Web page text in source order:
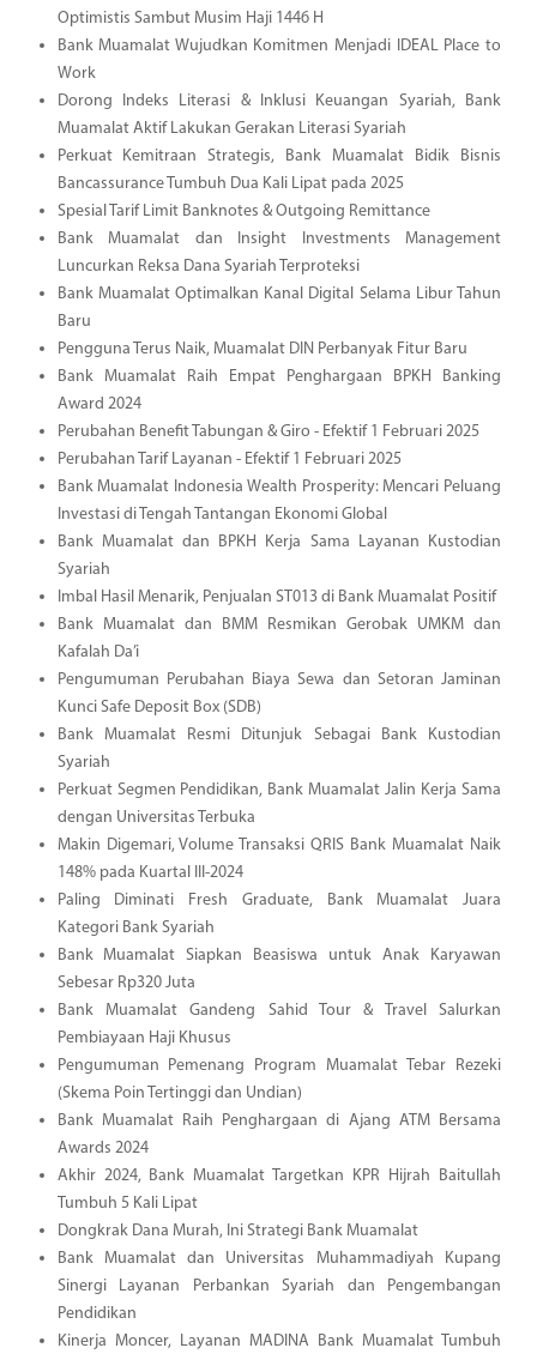
Optimistis Sambut Musim Haji 1446 H
Bank Muamalat Wujudkan Komitmen Menjadi IDEAL Place to
Work
Dorong Indeks Literasi & Inklusi Keuangan Syariah, Bank
Muamalat Aktif Lakukan Gerakan Literasi Syariah
Perkuat Kemitraan Strategis, Bank Muamalat Bidik Bisnis
Bancassurance Tumbuh Dua Kali Lipat pada 2025
Spesial Tarif Limit Banknotes & Outgoing Remittance
Bank Muamalat dan Insight Investments Management
Luncurkan Reksa Dana Syariah Terproteksi
Bank Muamalat Optimalkan Kanal Digital Selama Libur Tahun
Baru
Pengguna Terus Naik, Muamalat DIN Perbanyak Fitur Baru
Bank Muamalat Raih Empat Penghargaan BPKH Banking
Award 2024
Perubahan Benefit Tabungan & Giro - Efektif 1 Februari 2025
Perubahan Tarif Layanan - Efektif 1 Februari 2025
Bank Muamalat Indonesia Wealth Prosperity: Mencari Peluang
Investasi di Tengah Tantangan Ekonomi Global
Bank Muamalat dan BPKH Kerja Sama Layanan Kustodian
Syariah
Imbal Hasil Menarik, Penjualan ST013 di Bank Muamalat Positif
Bank Muamalat dan BMM Resmikan Gerobak UMKM dan
Kafalah Da’i
Pengumuman Perubahan Biaya Sewa dan Setoran Jaminan
Kunci Safe Deposit Box (SDB)
Bank Muamalat Resmi Ditunjuk Sebagai Bank Kustodian
Syariah
Perkuat Segmen Pendidikan, Bank Muamalat Jalin Kerja Sama
dengan Universitas Terbuka
Makin Digemari, Volume Transaksi QRIS Bank Muamalat Naik
148% pada Kuartal III-2024
Paling Diminati Fresh Graduate, Bank Muamalat Juara
Kategori Bank Syariah
Bank Muamalat Siapkan Beasiswa untuk Anak Karyawan
Sebesar Rp320 Juta
Bank Muamalat Gandeng Sahid Tour & Travel Salurkan
Pembiayaan Haji Khusus
Pengumuman Pemenang Program Muamalat Tebar Rezeki
(Skema Poin Tertinggi dan Undian)
Bank Muamalat Raih Penghargaan di Ajang ATM Bersama
Awards 2024
Akhir 2024, Bank Muamalat Targetkan KPR Hijrah Baitullah
Tumbuh 5 Kali Lipat
Dongkrak Dana Murah, Ini Strategi Bank Muamalat
Bank Muamalat dan Universitas Muhammadiyah Kupang
Sinergi Layanan Perbankan Syariah dan Pengembangan
Pendidikan
Kinerja Moncer, Layanan MADINA Bank Muamalat Tumbuh